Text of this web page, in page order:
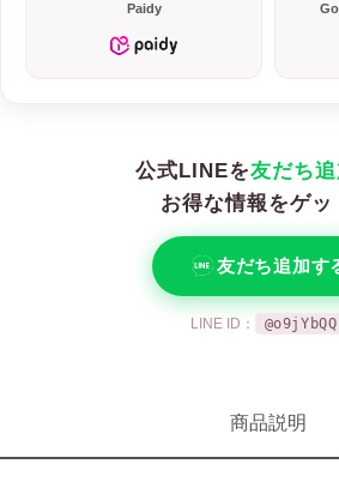
Paidy
公式LINEを友だち追
お得な情報をゲ
友だち追加す
LINE ID： @o9jYbQQ
商品説明